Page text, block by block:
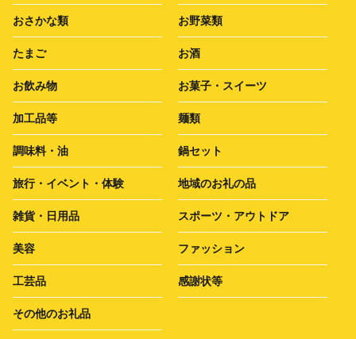
おさかな類 お野菜類
たまご お酒
お飲み物 お菓子・スイーツ
加工品等 麺類
調味料・油 鍋セット
旅行・イベント・体験 地域のお礼の品
雑貨・日用品 スポーツ・アウトドア
美容 ファッション
工芸品 感謝状等
その他のお礼品